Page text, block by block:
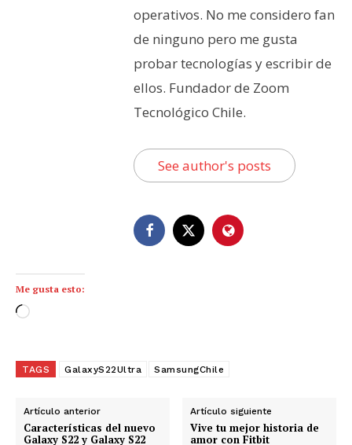
operativos. No me considero fan
de ninguno pero me gusta
probar tecnologías y escribir de
ellos. Fundador de Zoom
Tecnológico Chile.
See author's posts
Me gusta esto:
C
g
n
d
TAGS GalaxyS22Ultra SamsungChile
Artículo anterior
Características del nuevo
Galaxy S22 y Galaxy S22
Artículo siguiente
Vive tu mejor historia de
amor con Fitbit